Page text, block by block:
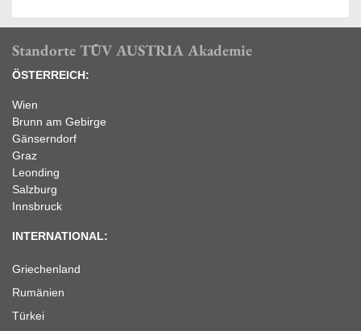
Standorte TÜV AUSTRIA Akademie
ÖSTERREICH:
Wien
Brunn am Gebirge
Gänserndorf
Graz
Leonding
Salzburg
Innsbruck
INTERNATIONAL:
Griechenland
Rumänien
Türkei